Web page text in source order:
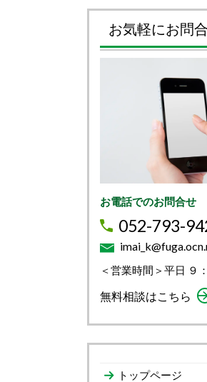
お気軽にお問
お電話でのお問合せ
052-793-
＜営業時間＞平日 ９
無料相談はこちら
トップページ